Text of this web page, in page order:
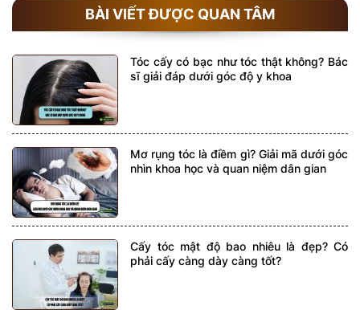
BÀI VIẾT ĐƯỢC QUAN TÂM
Tóc cấy có bạc như tóc thật không? Bác
sĩ giải đáp dưới góc độ y khoa
Mơ rụng tóc là điềm gì? Giải mã dưới góc
nhìn khoa học và quan niệm dân gian
Cấy tóc mật độ bao nhiêu là đẹp? Có
phải cấy càng dày càng tốt?